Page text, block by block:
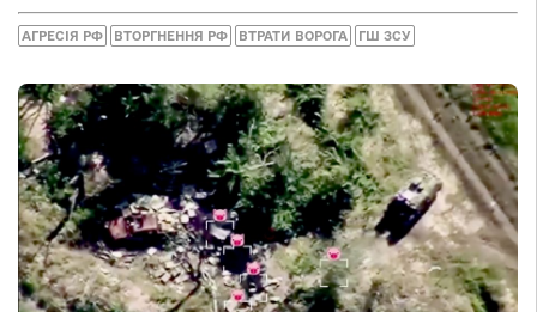
АГРЕСІЯ РФ ВТОРГНЕННЯ РФ ВТРАТИ ВОРОГА ГШ ЗСУ